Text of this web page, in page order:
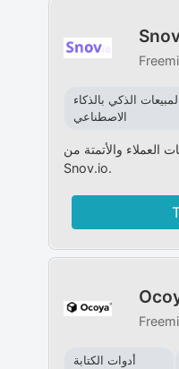
الذكي بالذكاء
الاصطناعي
العملاء والأتمتة من
Snov.io.
أدوات الكتابة